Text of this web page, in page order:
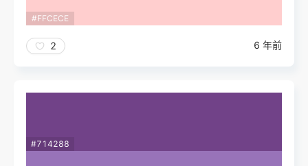
#FFCECE
2 6 年前
#714288